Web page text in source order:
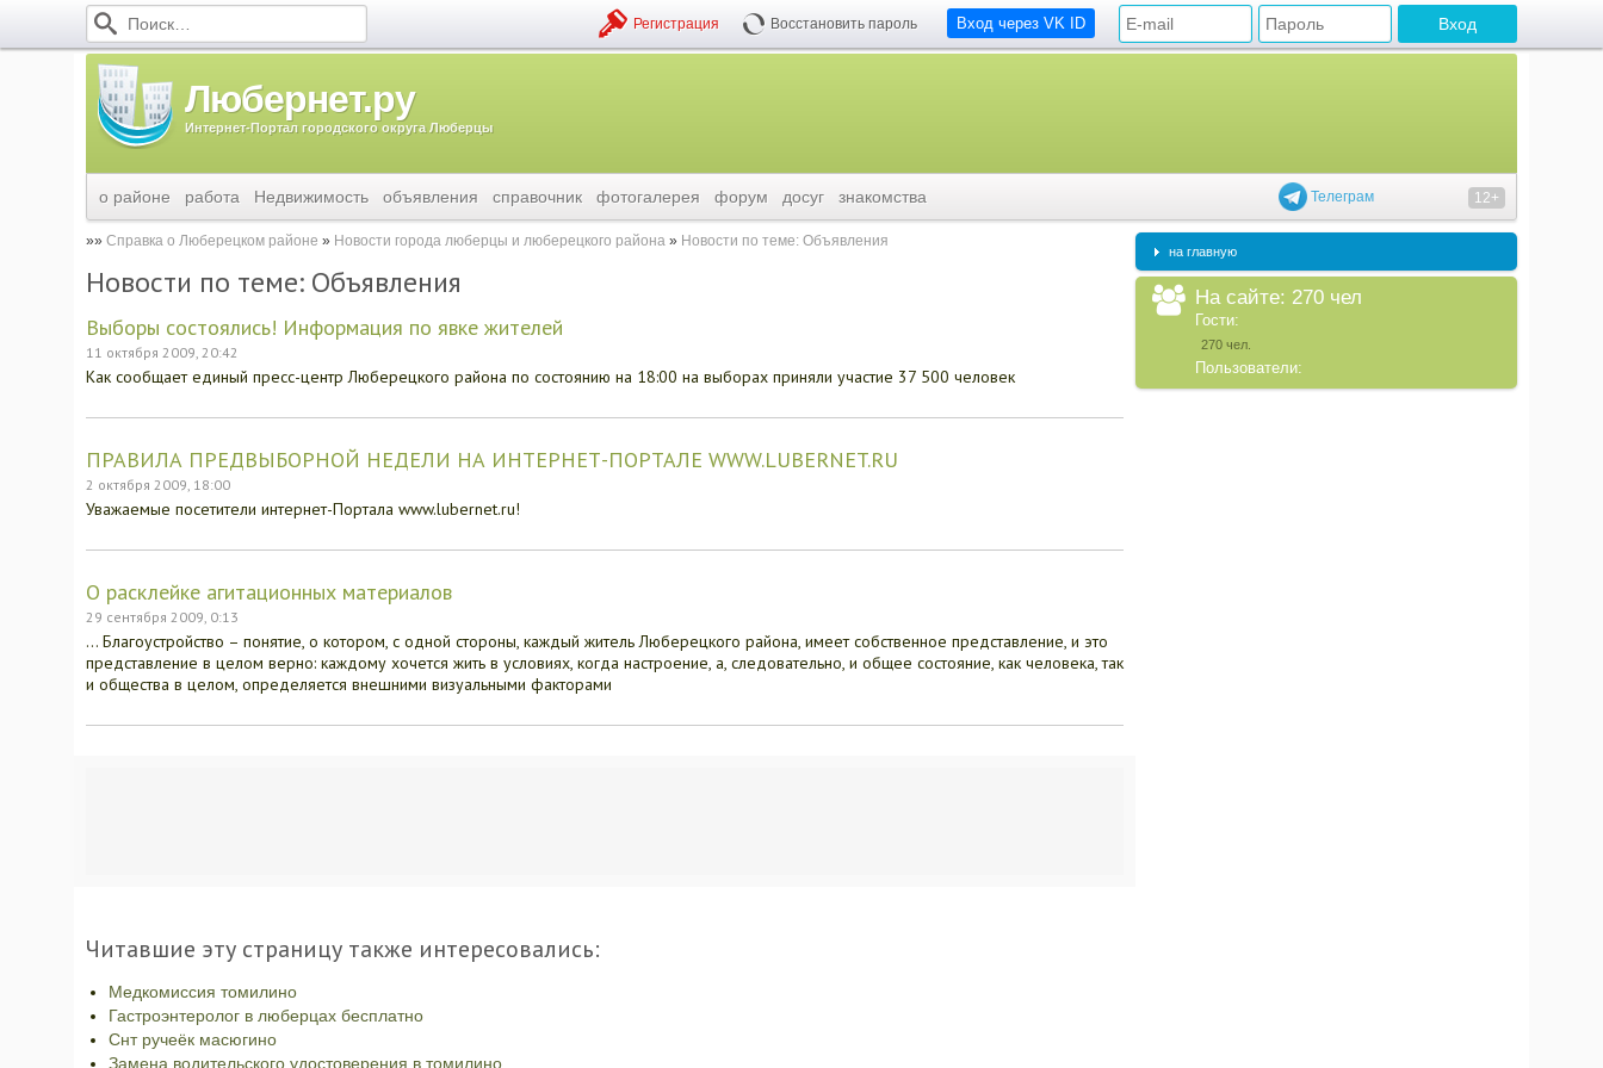
Вход через VK ID
Регистрация Восстановить пароль
Любернет.ру
Интернет-Портал городского округа Люберцы
Телеграм 12+
о районе работа Недвижимость объявления справочник фотогалерея форум досуг знакомства
Справка о Люберецком районе Новости города люберцы и люберецкого района Новости по теме: Объявления
Новости по теме: Объявления
Выборы состоялись! Информация по явке жителей
11 октября 2009, 20:42
Как сообщает единый пресс-центр Люберецкого района по состоянию на 18:00 на выборах приняли участие 37 500 человек
ПРАВИЛА ПРЕДВЫБОРНОЙ НЕДЕЛИ НА ИНТЕРНЕТ-ПОРТАЛЕ WWW.LUBERNET.RU
2 октября 2009, 18:00
Уважаемые посетители интернет-Портала www.lubernet.ru!
О расклейке агитационных материалов
29 сентября 2009, 0:13
… Благоустройство – понятие, о котором, с одной стороны, каждый житель Люберецкого района, имеет собственное представление, и это
представление в целом верно: каждому хочется жить в условиях, когда настроение, а, следовательно, и общее состояние, как человека, так
и общества в целом, определяется внешними визуальными факторами
Читавшие эту страницу также интересовались:
Медкомиссия томилино
Гастроэнтеролог в люберцах бесплатно
Снт ручеёк масюгино
Замена водительского удостоверения в томилино
на главную
На сайте: 270 чел
Гости:
270 чел.
Пользователи: